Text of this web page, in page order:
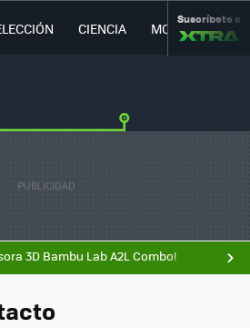
CIENCIA MOVILIDAD
Suscríbete a
3D Bambu Lab A2L Combo!